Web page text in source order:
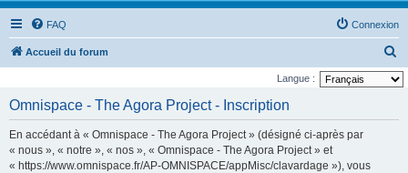
FAQ Connexion
Accueil du forum
e
Langue :
Omnispace - The Agora Project - Inscription
En accédant à « Omnispace - The Agora Project » (désigné ci-après par
« nous », « notre », « nos », « Omnispace - The Agora Project » et
« https://www.omnispace.fr/AP-OMNISPACE/appMisc/clavardage »), vous